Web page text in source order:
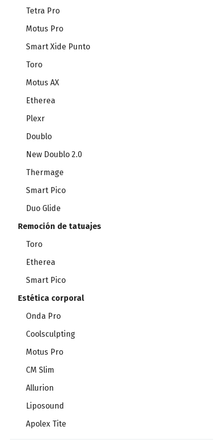
Sistemas de endoscopía
Tetra Pro
Motus Pro
Smart Xide Punto
Toro
Motus AX
Etherea
Plexr
Doublo
New Doublo 2.0
Thermage
Smart Pico
Duo Glide
Remoción de tatuajes
Toro
Etherea
Smart Pico
Estética corporal
Onda Pro
Coolsculpting
Motus Pro
CM Slim
Allurion
Liposound
Apolex Tite